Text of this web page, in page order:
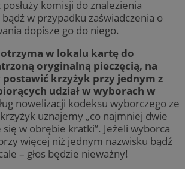
komisji do znalezienia
w przypadku zaświadczenia o
dopisze go do niego.
w lokalu kartę do
oryginalną pieczęcią, na
krzyżyk przy jednym z
udział w wyborach w
nowelizacji kodeksu wyborczego ze
uznajemy „co najmniej dwie
w obrębie kratki”. Jeżeli wyborca
więcej niż jednym nazwisku bądź
– głos będzie nieważny!